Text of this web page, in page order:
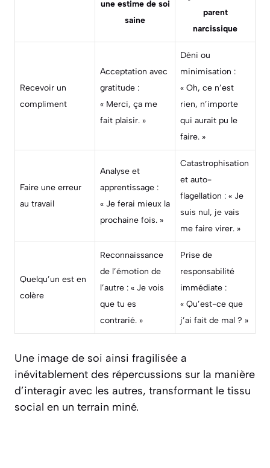
une estime de soi
saine
parent
narcissique
Recevoir un
compliment
Acceptation avec
gratitude :
« Merci, ça me
fait plaisir. »
Déni ou
minimisation :
« Oh, ce n’est
rien, n’importe
qui aurait pu le
faire. »
Faire une erreur
au travail
Analyse et
apprentissage :
« Je ferai mieux la
prochaine fois. »
Catastrophisation
et auto-
flagellation : « Je
suis nul, je vais
me faire virer. »
Quelqu’un est en
colère
Reconnaissance
de l’émotion de
l’autre : « Je vois
que tu es
contrarié. »
Prise de
responsabilité
immédiate :
« Qu’est-ce que
j’ai fait de mal ? »
Une image de soi ainsi fragilisée a
inévitablement des répercussions sur la manière
d’interagir avec les autres, transformant le tissu
social en un terrain miné.